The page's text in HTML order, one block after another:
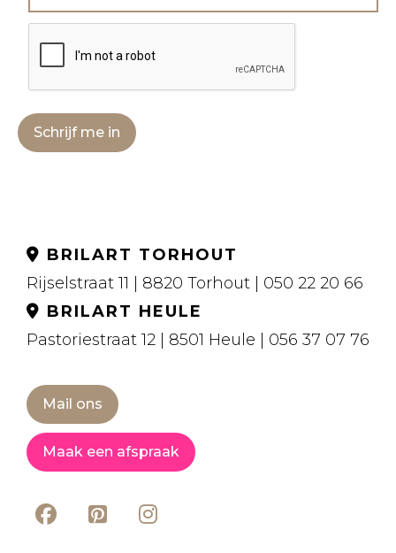
Schrijf me in
BRILART TORHOUT
Rijselstraat 11 | 8820 Torhout | 050 22 20 66
BRILART HEULE
Pastoriestraat 12 | 8501 Heule | 056 37 07 76
Mail ons
Maak een afspraak